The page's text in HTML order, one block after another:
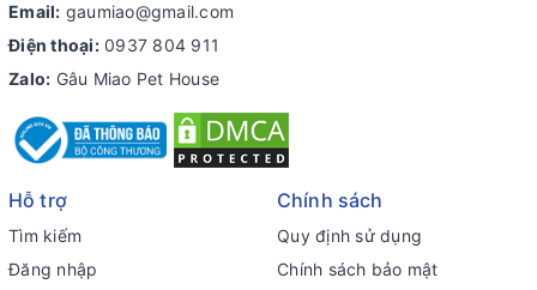
Email: gaumiao@gmail.com
Điện thoại: 0937 804 911
Zalo: Gâu Miao Pet House
Hỗ trợ
Tìm kiếm
Đăng nhập
Chính sách
Quy định sử dụng
Chính sách bảo mật